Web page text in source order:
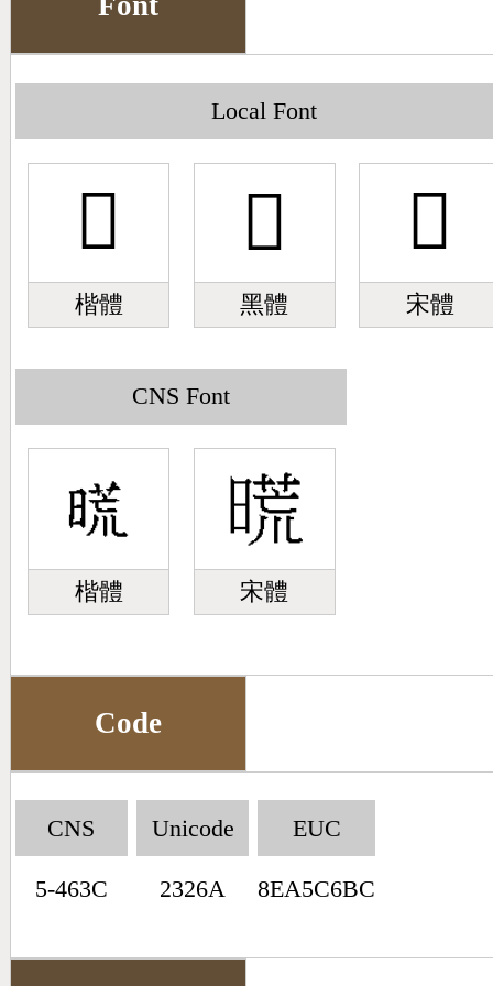
Local Font
𣉪
楷體
𣉪
黑體
𣉪
宋體
CNS Font
楷體 宋體
Code
CNS
5-463C
Unicode
2326A
EUC
8EA5C6BC